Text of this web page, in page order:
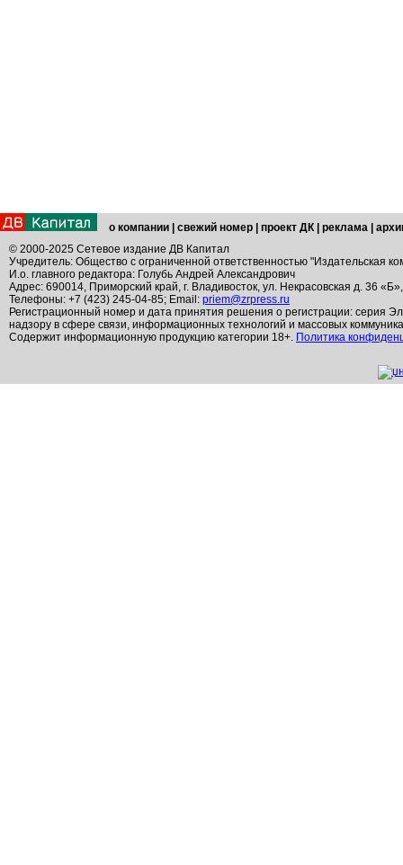
о компании свежий номер проект ДК реклама
© 2000-2025 Сетевое издание ДВ Капитал
Учредитель: Общество с ограниченной ответственностью "Издательская
И.о. главного редактора: Голубь Андрей Александрович
Адрес: 690014, Приморский край, г. Владивосток, ул. Некрасовская д. 36
Телефоны: +7 (423) 245-04-85; Email: priem@zrpress.ru
Регистрационный номер и дата принятия решения о регистрации: серия
надзору в сфере связи, информационных технологий и массовых
Содержит информационную продукцию категории 18+. Политика